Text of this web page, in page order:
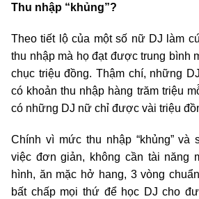
Thu nhập “khủng”?
Theo tiết lộ của một số nữ DJ làm
thu nhập mà họ đạt được trung bình
chục triệu đồng. Thậm chí, những
có khoản thu nhập hàng trăm triệu
có những DJ nữ chỉ được vài triệu
Chính vì mức thu nhập “khủng” và
việc đơn giản, không cần tài năng
hình, ăn mặc hở hang, 3 vòng
bất chấp mọi thứ để học DJ cho